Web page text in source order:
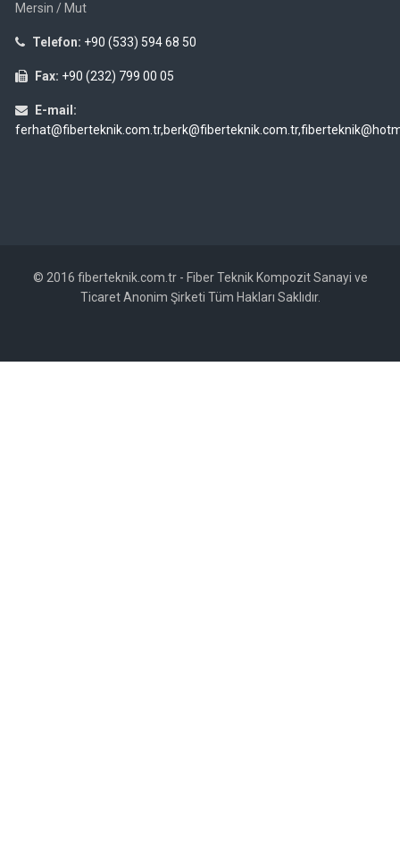
Mersin / Mut
Telefon: +90 (533) 594 68 50
Fax: +90 (232) 799 00 05
E-mail:
© 2016 fiberteknik.com.tr - Fiber Teknik Kompozit Sanayi ve
Ticaret Anonim Şirketi Tüm Hakları Saklıdır.